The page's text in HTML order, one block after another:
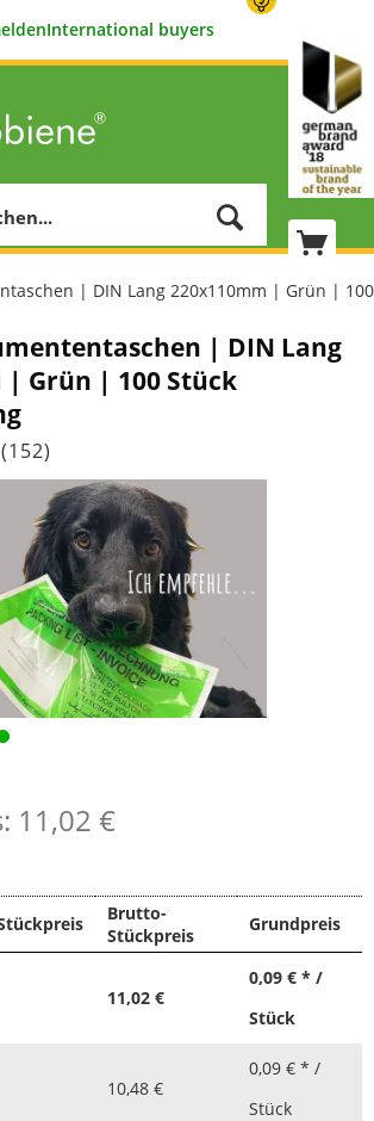
International buyers
| DIN Lang 220x110mm | Grün |
| DIN Lang
| Grün | 100 Stück
(152)
11,02 €
Brutto-
Stückpreis
Grundpreis
11,02 €
0,09 € * /
Stück
10,48 €
0,09 € * /
Stück